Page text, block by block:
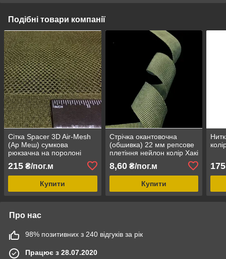
Подібні товари компанії
Сітка Spacer 3D Air-Mesh
(Ар Меш) сумкова
рюкзачна на поролоні
сендвіч колір Хакі
215 ₴/пог.м
Купити
Стрічка окантовочна
(обшивка) 22 мм репсове
плетіння нейлон колір Хакі
8,60₴/пог.м
Купити
175
Про нас
98% позитивних з 240 відгуків за рік
Працює з 28.07.2020